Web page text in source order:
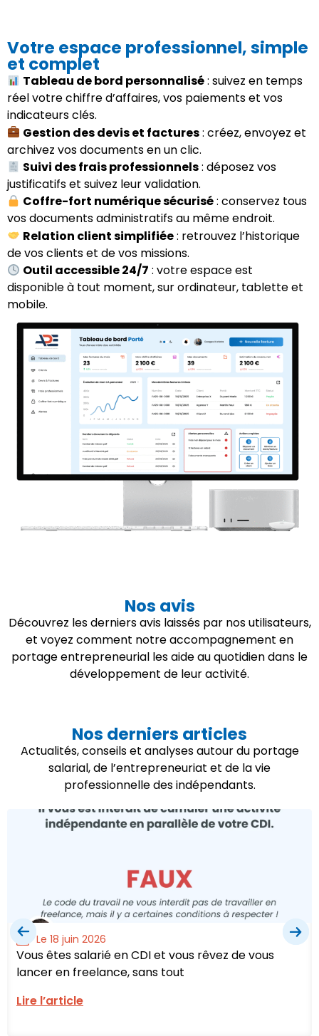
Votre espace professionnel, simple
et complet
Tableau de bord personnalisé: suivez en temps
réel votre chiffre d’affaires, vos paiements et vos
indicateurs clés.
Gestion des devis et factures: créez, envoyez et
archivez vos documents en un clic.
Suivi des frais professionnels: déposez vos
justificatifs et suivez leur validation.
Coffre-fort numérique sécurisé: conservez tous
vos documents administratifs au même endroit.
Relation client simplifiée: retrouvez l’historique
de vos clients et de vos missions.
Outil accessible 24/7 : votre espace est
disponible à tout moment, sur ordinateur, tablette et
mobile.
Nos avis
Découvrez les derniers avis laissés par nos utilisateurs,
et voyez comment notre accompagnement en
portage entrepreneurial les aide au quotidien dans le
développement de leur activité.
Nos derniers articles
Actualités, conseils et analyses autour du portage
salarial, de l’entrepreneuriat et de la vie
professionnelle des indépendants.
Le 18 juin 2026
Vous êtes salarié en CDI et vous rêvez de vous
lancer en freelance, sans tout
Lire l’article